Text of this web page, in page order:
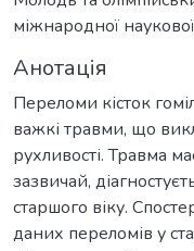
міжнародної
Анотація
Переломи кісток
важкі травми, що
рухливості. Травма
зазвичай,
старшого віку.
даних переломів у